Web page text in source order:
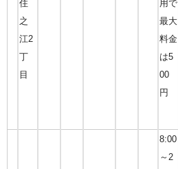
住
之
江2
丁
目
用で
最大
料金
は5
00
円
8:00
～2